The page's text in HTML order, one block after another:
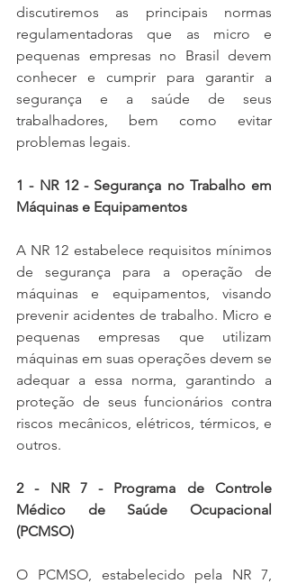
discutiremos as principais normas
regulamentadoras que as micro e
pequenas empresas no Brasil devem
conhecer e cumprir para garantir a
segurança e a saúde de seus
trabalhadores, bem como evitar
problemas legais.
1 - NR 12 - Segurança no Trabalho em
Máquinas e Equipamentos
A NR 12 estabelece requisitos mínimos
de segurança para a operação de
máquinas e equipamentos, visando
prevenir acidentes de trabalho. Micro e
pequenas empresas que utilizam
máquinas em suas operações devem se
adequar a essa norma, garantindo a
proteção de seus funcionários contra
riscos mecânicos, elétricos, térmicos, e
outros.
2 - NR 7 - Programa de Controle
Médico de Saúde Ocupacional
(PCMSO)
O PCMSO, estabelecido pela NR 7,